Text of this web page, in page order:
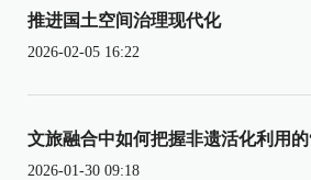
推进国土空间治理现代化
2026-02-05 16:22
文旅融合中如何把握非遗活化利用的
2026-01-30 09:18